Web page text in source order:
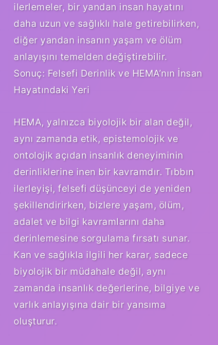
ilerlemeler, bir yandan insan hayatını
daha uzun ve sağlıklı hale getirebilirken,
diğer yandan insanın yaşam ve ölüm
anlayışını temelden değiştirebilir.
Sonuç: Felsefi Derinlik ve HEMA’nın İnsan
Hayatındaki Yeri
HEMA, yalnızca biyolojik bir alan değil,
aynı zamanda etik, epistemolojik ve
ontolojik açıdan insanlık deneyiminin
derinliklerine inen bir kavramdır. Tıbbın
ilerleyişi, felsefi düşünceyi de yeniden
şekillendirirken, bizlere yaşam, ölüm,
adalet ve bilgi kavramlarını daha
derinlemesine sorgulama fırsatı sunar.
Kan ve sağlıkla ilgili her karar, sadece
biyolojik bir müdahale değil, aynı
zamanda insanlık değerlerine, bilgiye ve
varlık anlayışına dair bir yansıma
oluşturur.